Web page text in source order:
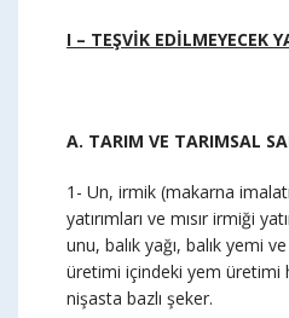
I – TEŞVİK EDİLMEYECEK
A. TARIM VE TARIMSAL
1- Un, irmik (makarna
yatırımları ve mısır irmiği
unu, balık yağı, balık yemi
üretimi içindeki yem üretimi
nişasta bazlı şeker.